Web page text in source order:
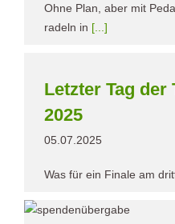
Ohne Plan, aber mit
radeln in [...]
Letzter Tag der
2025
05.07.2025
Was für ein Finale am